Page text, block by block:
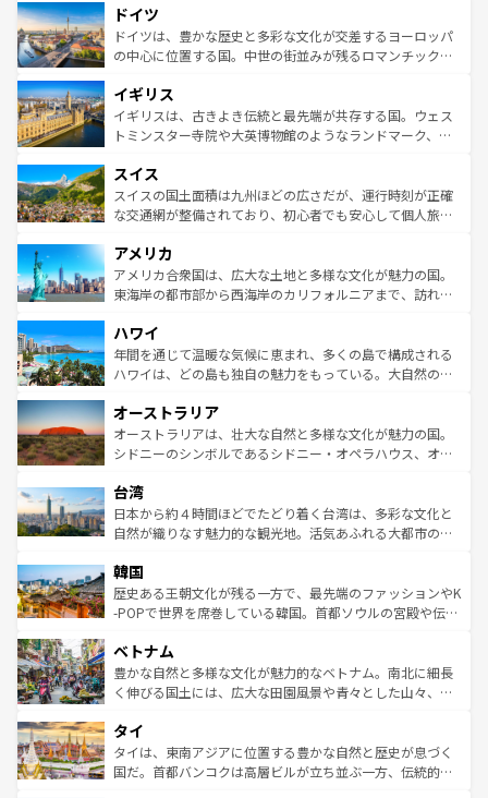
せる。地方によって風土や気候が異なるスペインはその個
性で訪れる人を魅了する。 なお、新着のスペイン情報は コ
ンテンツ一覧を参照してほしい。
で、幅広い魅力が詰まっている。華麗な宮殿、歴史的な大
聖堂、美しいビーチ、そして豊かな自然が、訪れる者を心
から魅了する。また、フランスは美食の国としても知ら
いる。シャンパンの発祥地であるランス、プロヴァンスの
香り高いラベンダー畑など、多彩な楽しみ方が可能だ。さ
らに、パリ以外の地域にも魅力が溢れており、どの街角に
れる地方に足を運ぶとそれぞれで全く異なる文化を体験で
きるだろう。 なお、新着のフランス情報はコンテンツ一覧
を参照してほしい。
ドイツ
ドイツは、豊かな歴史と多彩な文化が交差するヨーロッパ
の中心に位置する国。中世の街並みが残るロマンチック街
顔を持つこの国は、どこを歩いても飽きることがない。ベ
ルリンの文化的活気、バイエルン州のアルプスの絶景、そ
してライン川沿いのワイン畑といった風景は必見。ビール
は、お酒好きな人にはぜひ体験してほしい。 なお、新着の
ドイツ情報はコンテンツ一覧を参照してほしい。
イギリス
イギリスは、古きよき伝統と最先端が共存する国。ウェス
トミンスター寺院や大英博物館のようなランドマーク、歴
リアごとに異なる魅力がある。また、優雅なアフタヌーン
ティー、ビール好きにはたまらない英国パブ、サッカー観
戦など、本場だからこそできる体験も豊富。イギリスを旅
ンツ一覧を参照してほしい。
スイス
スイスの国土面積は九州ほどの広さだが、運行時刻が正確
な交通網が整備されており、初心者でも安心して個人旅行
の建物がそのまま残る町や、スイスならではのユニークな
博物館もあり、アルプス観光だけでなく町歩きも満喫する
ことができる。国民の所得が高いため物価も高いが、旅行
ば市内交通費無料で観光を楽しむこともできる。 なお、新
着のスイス情報はコンテンツ一覧 を参照してほしい。
アメリカ
アメリカ合衆国は、広大な土地と多様な文化が魅力の国。
東海岸の都市部から西海岸のカリフォルニアまで、訪れる
のような巨大都市は、観光、ショッピング、エンターテイ
ンメントが詰まった刺激的なスポットだ。一方、アメリカ
西部には大自然が広がり、グランドキャニオンやイエロー
部のニューオーリンズでは、音楽と美食が融合した独特の
文化が魅力。旅行者はアメリカの各地域で異なる魅力を楽
しみながら、その多様性と豊かな歴史を感じることができ
ならではの贅沢な旅のスタイルだ。 なお、新着のアメリカ
情報はコンテンツ一覧を参照してほしい。
ハワイ
年間を通じて温暖な気候に恵まれ、多くの島で構成される
ハワイは、どの島も独自の魅力をもっている。大自然の神
ワイ島は見逃せない。また、定番の観光地といえばオアフ
島だが、静かな自然を求めるならマウイ島やカウアイ島が
おすすめ。エメラルドグリーンに輝く海をはじめ、豊かな
れるおもてなしの心で訪れる人々を迎えてくれるハワイの
人々、おいしいローカルフードやハワイアンミュージッ
ク、伝統的なフラダンスなど、すべてがハワイの魅力を彩
ワイを、存分に味わってほしい。 なお、新着のハワイ情報
はコンテンツ一覧を参照してほしい。
オーストラリア
オーストラリアは、壮大な自然と多様な文化が魅力の国。
シドニーのシンボルであるシドニー・オペラハウス、オー
リアリーフや大陸中央部にそびえるウルル（エアーズロッ
ク）、タスマニアの美しい原生林やケアンズの熱帯雨林な
ど、見どころがたくさん。また、カフェやワイン、オージ
いる。アクティビティも充実しており、サーフィンやダイ
ビング、ハイキングなど、アウトドア好きにはたまらな
い。オーストラリアの多彩な魅力を存分に味わいつくそ
参照してほしい。
台湾
日本から約４時間ほどでたどり着く台湾は、多彩な文化と
自然が織りなす魅力的な観光地。活気あふれる大都市の台
ン）、静ひつな山岳地帯である台湾東部など、都市の喧騒
と山間の静けさが共存しており、訪れる人に新しい発見と
驚きをもたらしてくれる。また、奥深い台湾の食文化も魅
容にもいいと評判のスイーツなど、バラエティ豊かな料理
が味わえる。 なお、新着の台湾情報は コンテンツ一覧を参
照してほしい。
韓国
歴史ある王朝文化が残る一方で、最先端のファッションやK
-POPで世界を席巻している韓国。首都ソウルの宮殿や伝統
き、地方に足を延ばせば四季折々の自然美を楽しむことが
できる。そして、キムチや焼肉、絶品のストリートフード
まで、さまざまな韓国料理が待っている。夜には、韓国な
リティに包まれながら、韓国の多彩な魅力を心ゆくまで味
わってみてほしい。 なお、新着の韓国情報はコンテンツ一
覧を参照してほしい。
ベトナム
豊かな自然と多様な文化が魅力的なベトナム。南北に細長
く伸びる国土には、広大な田園風景や青々とした山々、世
急速な発展と共に伝統が息づく。ハノイの古い町並みやホ
ーチミン市のフランス統治時代の建物も、独特の雰囲気を
醸し出している。また、バラエティの豊かさとおいしさで
タイ
タイは、東南アジアに位置する豊かな自然と歴史が息づく
国だ。首都バンコクは高層ビルが立ち並ぶ一方、伝統的な